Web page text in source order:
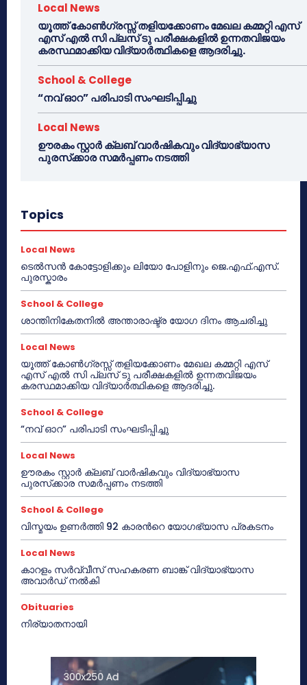
Local News
യൂത്ത് കോൺഗ്രസ്സ് തളിയക്കോണം മേഖല കമ്മറ്റി എസ്
എസ് എൽ സി പ്ലസ് ടു പരീക്ഷകളിൽ ഉന്നതവിജയം
കരസ്ഥമാക്കിയ വിദ്യാർത്ഥികളെ ആദരിച്ചു.
School & College
“നവ് ഓറ” പരിപാടി സംഘടിപ്പിച്ചു
Local News
ഊരകം സ്റ്റാർ ക്ലബ് വാർഷികവും വിദ്യാഭ്യാസ
പുരസ്‌ക്കാര സമർപ്പണം നടത്തി
Topics
Local News
ടെൽസൻ കോട്ടോളിക്കും ലിയോ പോളിനും ജെ.എഫ്.എസ്.
പുരസ്കാരം
School & College
ശാന്തിനികേതനിൽ അന്താരാഷ്ട്ര യോഗ ദിനം ആചരിച്ചു
Local News
യൂത്ത് കോൺഗ്രസ്സ് തളിയക്കോണം മേഖല കമ്മറ്റി എസ്
എസ് എൽ സി പ്ലസ് ടു പരീക്ഷകളിൽ ഉന്നതവിജയം
കരസ്ഥമാക്കിയ വിദ്യാർത്ഥികളെ ആദരിച്ചു.
School & College
“നവ് ഓറ” പരിപാടി സംഘടിപ്പിച്ചു
Local News
ഊരകം സ്റ്റാർ ക്ലബ് വാർഷികവും വിദ്യാഭ്യാസ
പുരസ്‌ക്കാര സമർപ്പണം നടത്തി
School & College
വിസ്മയം ഉണർത്തി 92 കാരൻറെ യോഗഭ്യാസ പ്രകടനം
Local News
കാറളം സർവ്വീസ് സഹകരണ ബാങ്ക് വിദ്യാഭ്യാസ
അവാർഡ് നൽകി
Obituaries
നിര്യാതനായി